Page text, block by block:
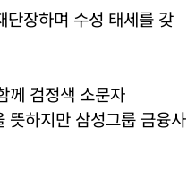
장하며 수성 태세를 갖
께 검정색 소문자
뜻하지만 삼성그룹 금융사